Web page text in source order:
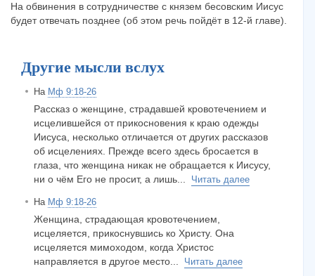
На обвинения в сотрудничестве с князем бесовским Иисус
будет отвечать позднее (об этом речь пойдёт в 12-й главе).
Другие мысли вслух
На Мф 9:18-26
Рассказ о женщине, страдавшей кровотечением и
исцелившейся от прикосновения к краю одежды
Иисуса, несколько отличается от других рассказов
об исцелениях. Прежде всего здесь бросается в
глаза, что женщина никак не обращается к Иисусу,
ни о чём Его не просит, а лишь... Читать далее
На Мф 9:18-26
Женщина, страдающая кровотечением,
исцеляется, прикоснувшись ко Христу. Она
исцеляется мимоходом, когда Христос
направляется в другое место... Читать далее